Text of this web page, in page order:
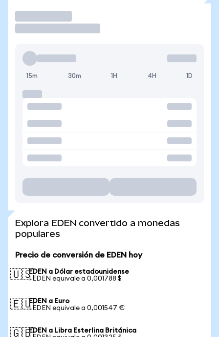
15m 30m 1H 4H 1D
Explora EDEN convertido a monedas
populares
Precio de conversión de EDEN hoy
🇺🇸EDEN a Dólar estadounidense
1 EDEN equivale a 0,001788 $
🇪🇺EDEN a Euro
1 EDEN equivale a 0,001547 €
🇬🇧EDEN a Libra Esterlina Británica